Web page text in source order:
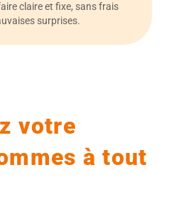
claire et fixe, sans frais
surprises.
votre
à tout